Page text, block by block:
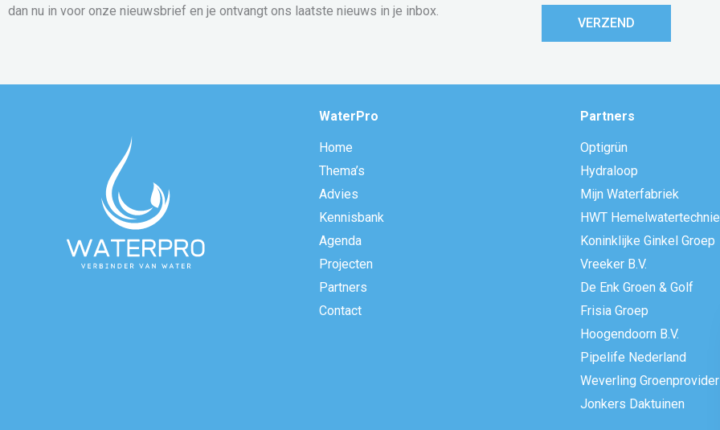
dan nu in voor onze nieuwsbrief en je ontvangt ons laatste nieuws in je inbox.
a
VERZEND
WaterPro
Home
Thema’s
Advies
Kennisbank
Agenda
Projecten
Partners
Contact
Partners
Optigrün
Hydraloop
Mijn Waterfabriek
HWT
Koninklijke Ginkel Groep
Vreeker B.V.
De Enk Groen & Golf
Frisia Groep
Hoogendoorn B.V.
Pipelife Nederland
Weverling
Jonkers Daktuinen